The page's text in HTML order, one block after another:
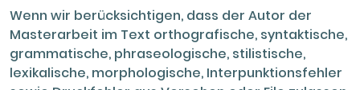
Wenn wir berücksichtigen, dass der Autor der
Masterarbeit im Text orthografische, syntaktische,
grammatische, phraseologische, stilistische,
lexikalische, morphologische, Interpunktionsfehler